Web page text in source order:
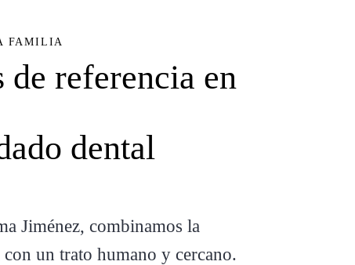
FAMILIA
de referencia en
dental
Jiménez, combinamos la
un trato humano y cercano.